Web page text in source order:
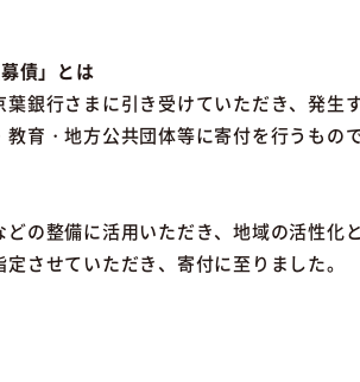
債」とは
銀行さまに引き受けていただき、発生
育・地方公共団体等に寄付を行うもので
の整備に活用いただき、地域の活性化
させていただき、寄付に至りました。